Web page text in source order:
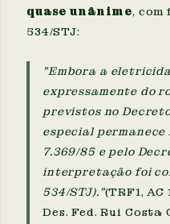
quase unânime, com
534/STJ:
"Embora a
expressamente do
previstos no
especial
7.369/85 e pelo
interpretação foi
534/STJ)."(TRF1, AC
Des. Fed. Rui Costa